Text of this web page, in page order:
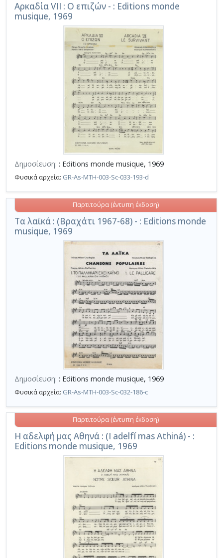
Αρκαδία VII : Ο επιζών - : Editions monde
musique, 1969
Δημοσίευση: : Editions monde musique, 1969
Φυσικά αρχεία: GR-As-MTH-003-Sc-033-193-d
Τα λαϊκά : (Βραχάτι 1967-68) - : Editions monde
musique, 1969
Παρτιτούρα (έντυπη έκδοση)
Δημοσίευση: : Editions monde musique, 1969
Φυσικά αρχεία: GR-As-MTH-003-Sc-032-186-c
Η αδελφή μας Αθηνά : (I adelfí mas Athiná) - :
Editions monde musique, 1969
Παρτιτούρα (έντυπη έκδοση)